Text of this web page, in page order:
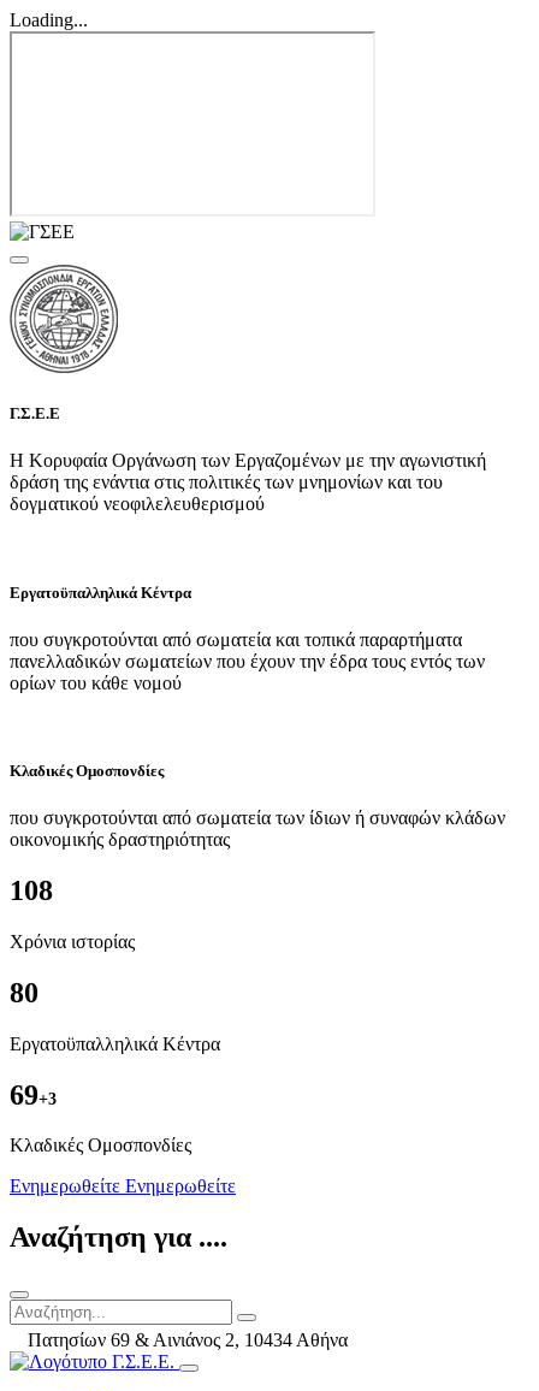
Loading...
Γ.Σ.Ε.Ε
Η Κορυφαία Οργάνωση των Εργαζομένων με την αγωνιστική
δράση της ενάντια στις πολιτικές των μνημονίων και του
δογματικού νεοφιλελευθερισμού
Εργατοϋπαλληλικά Κέντρα
που συγκροτούνται από σωματεία και τοπικά παραρτήματα
πανελλαδικών σωματείων που έχουν την έδρα τους εντός των
ορίων του κάθε νομού
Κλαδικές Ομοσπονδίες
που συγκροτούνται από σωματεία των ίδιων ή συναφών κλάδων
οικονομικής δραστηριότητας
108
Χρόνια ιστορίας
80
Εργατοϋπαλληλικά Κέντρα
69+3
Kλαδικές Ομοσπονδίες
Ενημερωθείτε Ενημερωθείτε
Αναζήτηση για ....
Πατησίων 69 & Αινιάνος 2, 10434 Αθήνα